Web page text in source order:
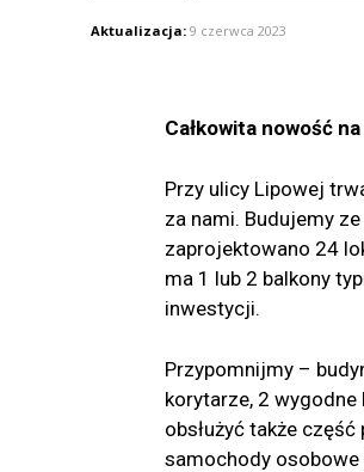
Aktualizacja: 9 czerwca 2023
Całkowita nowość
Przy ulicy Lipowej
za nami. Budujemy
zaprojektowano 24
ma 1 lub 2 balkony
inwestycji.
Przypomnijmy –
korytarze, 2
obsłużyć także
samochody osobowe